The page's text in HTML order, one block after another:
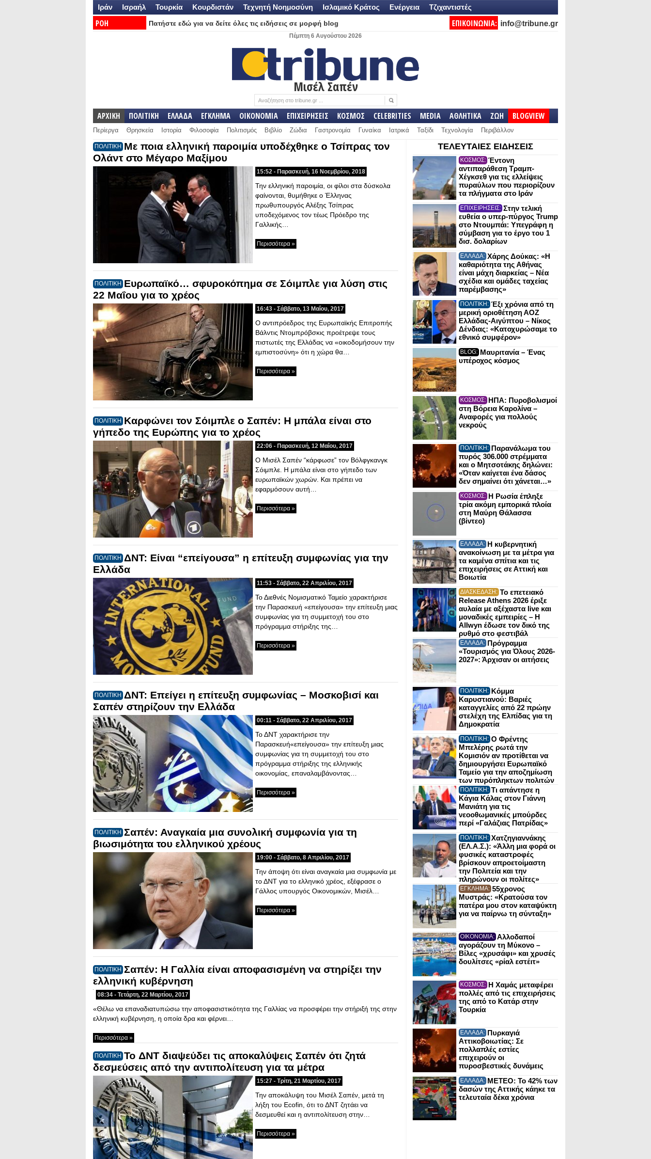
Ιράν Ισραήλ Τουρκία Κουρδιστάν Τεχνητή Νοημοσύνη Ισλαμικό Κράτος Ενέργεια Τζιχαντιστές
ΡΟΗ
Πατήστε εδώ για να δείτε όλες τις ειδήσεις σε μορφή blog ΕΠΙΚΟΙΝΩΝΙΑ: info@tribune.gr
Πέμπτη 6 Αυγούστου 2026
Μισέλ Σαπέν
ΑΡΧΙΚΗ ΠΟΛΙΤΙΚΗ ΕΛΛΑΔΑ ΕΓΚΛΗΜΑ ΟΙΚΟΝΟΜΙΑ ΕΠΙΧΕΙΡΗΣΕΙΣ ΚΟΣΜΟΣ CELEBRITIES MEDIA ΑΘΛΗΤΙΚΑ ΖΩΗ BLOGVIEW
Περίεργα Θρησκεία Ιστορία Φιλοσοφία Πολιτισμός Βιβλίο Ζώδια Γαστρονομία Γυναίκα Ιατρικά Ταξίδι Τεχνολογία Περιβάλλον
ΠΟΛΙΤΙΚΗ Με ποια ελληνική παροιμία υποδέχθηκε ο Τσίπρας τον
Ολάντ στο Μέγαρο Μαξίμου
15:52 - Παρασκευή, 16 Νοεμβρίου, 2018
Την ελληνική παροιμία, οι φίλοι στα δύσκολα
φαίνονται, θυμήθηκε ο Έλληνας
πρωθυπουργός Αλέξης Τσίπρας
υποδεχόμενος τον τέως Πρόεδρο της
Γαλλικής…
Περισσότερα »
ΠΟΛΙΤΙΚΗ Ευρωπαϊκό… σφυροκόπημα σε Σόιμπλε για λύση στις
22 Μαΐου για το χρέος
16:43 - Σάββατο, 13 Μαΐου, 2017
Ο αντιπρόεδρος της Ευρωπαϊκής Επιτροπής
Βάλντις Ντομπρόβσκις προέτρεψε τους
πιστωτές της Ελλάδας να «οικοδομήσουν την
εμπιστοσύνη» ότι η χώρα θα…
Περισσότερα »
ΠΟΛΙΤΙΚΗ Καρφώνει τον Σόιμπλε ο Σαπέν: Η μπάλα είναι στο
γήπεδο της Ευρώπης για το χρέος
22:06 - Παρασκευή, 12 Μαΐου, 2017
O Μισέλ Σαπέν “κάρφωσε” τον Βόλφγκανγκ
Σόιμπλε. Η μπάλα είναι στο γήπεδο των
ευρωπαϊκών χωρών. Και πρέπει να
εφαρμόσουν αυτή…
Περισσότερα »
ΠΟΛΙΤΙΚΗ ΔΝΤ: Είναι “επείγουσα” η επίτευξη συμφωνίας για την
Ελλάδα
11:53 - Σάββατο, 22 Απριλίου, 2017
Το Διεθνές Νομισματικό Ταμείο χαρακτήρισε
την Παρασκευή «επείγουσα» την επίτευξη μιας
συμφωνίας για τη συμμετοχή του στο
πρόγραμμα στήριξης της…
Περισσότερα »
ΠΟΛΙΤΙΚΗ ΔΝΤ: Επείγει η επίτευξη συμφωνίας – Μοσκοβισί και
Σαπέν στηρίζουν την Ελλάδα
00:11 - Σάββατο, 22 Απριλίου, 2017
Το ΔΝΤ χαρακτήρισε την
Παρασκευή«επείγουσα» την επίτευξη μιας
συμφωνίας για τη συμμετοχή του στο
πρόγραμμα στήριξης της ελληνικής
οικονομίας, επαναλαμβάνοντας…
Περισσότερα »
ΠΟΛΙΤΙΚΗ Σαπέν: Αναγκαία μια συνολική συμφωνία για τη
βιωσιμότητα του ελληνικού χρέους
19:00 - Σάββατο, 8 Απριλίου, 2017
Την άποψη ότι είναι αναγκαία μια συμφωνία με
το ΔΝΤ για το ελληνικό χρέος, εξέφρασε ο
Γάλλος υπουργός Οικονομικών, Μισέλ…
Περισσότερα »
ΠΟΛΙΤΙΚΗ Σαπέν: Η Γαλλία είναι αποφασισμένη να στηρίξει την
ελληνική κυβέρνηση
08:34 - Τετάρτη, 22 Μαρτίου, 2017
«Θέλω να επαναδιατυπώσω την αποφασιστικότητα της Γαλλίας να προσφέρει την στήριξή της στην
ελληνική κυβέρνηση, η οποία δρα και φέρνει…
Περισσότερα »
ΠΟΛΙΤΙΚΗ To ΔΝΤ διαψεύδει τις αποκαλύψεις Σαπέν ότι ζητά
δεσμεύσεις από την αντιπολίτευση για τα μέτρα
15:27 - Τρίτη, 21 Μαρτίου, 2017
Την αποκάλυψη του Μισέλ Σαπέν, μετά τη
λήξη του Ecofin, ότι το ΔΝΤ ζητάει να
δεσμευθεί και η αντιπολίτευση στην…
Περισσότερα »
ΤΕΛΕΥΤΑΙΕΣ ΕΙΔΗΣΕΙΣ
ΚΟΣΜΟΣ: Έντονη
αντιπαράθεση Τραμπ-
Χέγκσεθ για τις ελλείψεις
πυραύλων που περιορίζουν
τα πλήγματα στο Ιράν
ΕΠΙΧΕΙΡΗΣΕΙΣ: Στην τελική
ευθεία ο υπερ-πύργος Trump
στο Ντουμπάι: Υπεγράφη η
σύμβαση για το έργο του 1
δισ. δολαρίων
ΕΛΛΑΔΑ: Χάρης Δούκας: «Η
καθαριότητα της Αθήνας
είναι μάχη διαρκείας – Νέα
σχέδια και ομάδες ταχείας
παρέμβασης»
ΠΟΛΙΤΙΚΗ: Έξι χρόνια από τη
μερική οριοθέτηση ΑΟΖ
Ελλάδας-Αιγύπτου – Νίκος
Δένδιας: «Κατοχυρώσαμε το
εθνικό συμφέρον»
BLOG: Μαυριτανία – Ένας
υπέροχος κόσμος
ΚΟΣΜΟΣ: ΗΠΑ: Πυροβολισμοί
στη Βόρεια Καρολίνα –
Αναφορές για πολλούς
νεκρούς
ΠΟΛΙΤΙΚΗ: Παρανάλωμα του
πυρός 306.000 στρέμματα
και ο Μητσοτάκης δηλώνει:
«Όταν καίγεται ένα δάσος
δεν σημαίνει ότι χάνεται…»
ΚΟΣΜΟΣ: Η Ρωσία έπληξε
τρία ακόμη εμπορικά πλοία
στη Μαύρη Θάλασσα
(βίντεο)
ΕΛΛΑΔΑ: Η κυβερνητική
ανακοίνωση με τα μέτρα για
τα καμένα σπίτια και τις
επιχειρήσεις σε Αττική και
Βοιωτία
ΔΙΑΣΚΕΔΑΣΗ: Το επετειακό
Release Athens 2026 έριξε
αυλαία με αξέχαστα live και
μοναδικές εμπειρίες – Η
Allwyn έδωσε τον δικό της
ρυθμό στο φεστιβάλ
ΕΛΛΑΔΑ: Πρόγραμμα
«Τουρισμός για Όλους 2026-
2027»: Άρχισαν οι αιτήσεις
ΠΟΛΙΤΙΚΗ: Κόμμα
Καρυστιανού: Βαριές
καταγγελίες από 22 πρώην
στελέχη της Ελπίδας για τη
Δημοκρατία
ΠΟΛΙΤΙΚΗ: Ο Φρέντης
Μπελέρης ρωτά την
Κομισιόν αν προτίθεται να
δημιουργήσει Ευρωπαϊκό
Ταμείο για την αποζημίωση
των πυρόπληκτων πολιτών
ΠΟΛΙΤΙΚΗ: Τι απάντησε η
Κάγια Κάλας στον Γιάννη
Μανιάτη για τις
νεοοθωμανικές μπούρδες
περί «Γαλάζιας Πατρίδας»
ΠΟΛΙΤΙΚΗ: Χατζηγιαννάκης
(ΕΛ.Α.Σ.): «Άλλη μια φορά οι
φυσικές καταστροφές
βρίσκουν απροετοίμαστη
την Πολιτεία και την
πληρώνουν οι πολίτες»
ΕΓΚΛΗΜΑ: 55χρονος
Μυστράς: «Κρατούσα τον
πατέρα μου στον καταψύκτη
για να παίρνω τη σύνταξη»
ΟΙΚΟΝΟΜΙΑ: Αλλοδαποί
αγοράζουν τη Μύκονο –
Βίλες «χρυσάφι» και χρυσές
δουλίτσες «ρίαλ εστέιτ»
ΚΟΣΜΟΣ: Η Χαμάς μεταφέρει
πολλές από τις επιχειρήσεις
της από το Κατάρ στην
Τουρκία
ΕΛΛΑΔΑ: Πυρκαγιά
Αττικοβοιωτίας: Σε
πολλαπλές εστίες
επιχειρούν οι
πυροσβεστικές δυνάμεις
ΕΛΛΑΔΑ: ΜΕΤΕΟ: Το 42% των
δασών της Αττικής κάηκε τα
τελευταία δέκα χρόνια